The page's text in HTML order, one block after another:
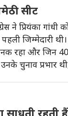
सीट
प्रियंका गांधी को
जिम्मेदारी थी।
रहा और जिन
चुनाव प्रभार
रहती हैं